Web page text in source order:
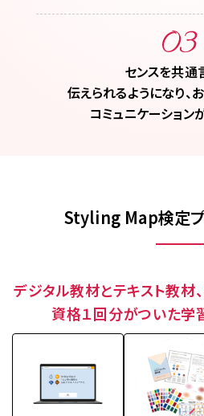
センスを共通
伝えられるようになり、
コミュニケーション
Styling Map検定プ
デジタル教材とテキスト教材、
資格１回分がついた学